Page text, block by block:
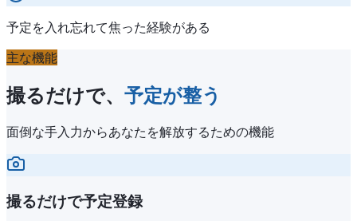
予定を入れ忘れて焦った経験がある
主な機能
撮るだけで、 予定が整う
面倒な手入力からあなたを解放するための機能
撮るだけで予定登録